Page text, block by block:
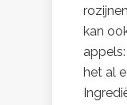
kan
het al